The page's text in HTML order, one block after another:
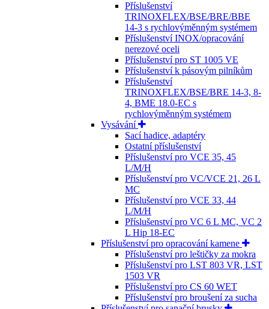
Příslušenství
TRINOXFLEX/BSE/BRE/BBE
14-3 s rychlovýměnným systémem
Příslušenství INOX/opracování
nerezové oceli
Příslušenství pro ST 1005 VE
Příslušenství k pásovým pilníkům
Příslušenství
TRINOXFLEX/BSE/BRE 14-3, 8-
4, BME 18.0-EC s
rychlovýměnným systémem
Vysávání
Sací hadice, adaptéry
Ostatní příslušenství
Příslušenství pro VCE 35, 45
L/M/H
Příslušenství pro VC/VCE 21, 26 L
MC
Příslušenství pro VCE 33, 44
L/M/H
Příslušenství pro VC 6 L MC, VC 2
L Hip 18-EC
Příslušenství pro opracování kamene
Příslušenství pro leštičky za mokra
Příslušenství pro LST 803 VR, LST
1503 VR
Příslušenství pro CS 60 WET
Příslušenství pro broušení za sucha